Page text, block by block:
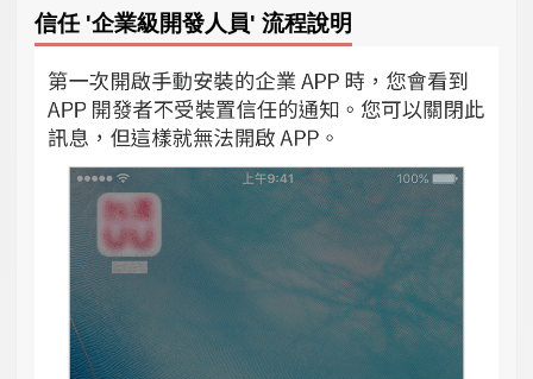
信任 '企業級開發人員' 流程說明